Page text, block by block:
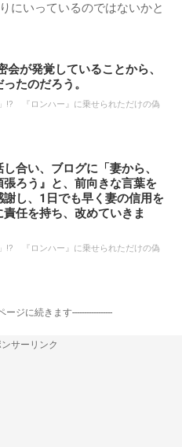
にいっているのではないかと
が発覚していることから、
たのだろう。
!? 『ロンハー』に乗せられただけの偽
合い、ブログに「妻から、
張ろう』と、前向きな言葉を
し、1日でも早く妻の信用を
任を持ち、改めていきま
!? 『ロンハー』に乗せられただけの偽
ージに続きます-----------------
サーリンク